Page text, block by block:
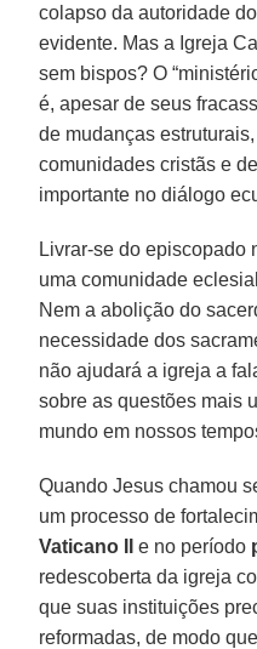
colapso da autoridade
evidente. Mas a Igreja
sem bispos? O
é, apesar de seus
de mudanças
comunidades cristãs e
importante no diálogo
Livrar-se do episcopado
uma comunidade
Nem a abolição do
necessidade dos
não ajudará a igreja a
sobre as questões mais
mundo em nossos
Quando Jesus chamou
um processo de
Vaticano II
e no período
redescoberta da igreja
que suas instituições
reformadas, de modo